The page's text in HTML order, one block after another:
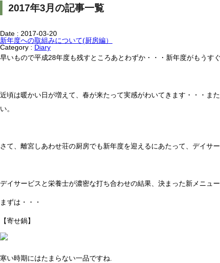
2017年3月の記事一覧
Date : 2017-03-20
新年度への取組みについて(厨房編）
Category : Diary
早いもので平成28年度も残すところあとわずか・・・新年度がもうす
近頃は暖かい日が増えて、春が来たって実感がわいてきます・・・ま
い。
さて、離宮しあわせ荘の厨房でも新年度を迎えるにあたって、デイサ
デイサービスと栄養士が濃密な打ち合わせの結果、決まった新メニュ
まずは・・・
【寄せ鍋】
寒い時期にはたまらない一品ですね.